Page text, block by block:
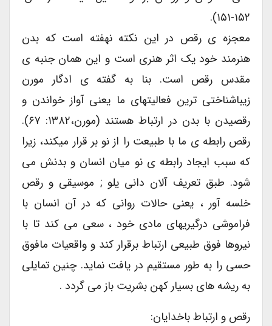
۱۵۲-۱۵۱).
معجزه ی رقص در این نکته نهفته است که بدن
هنرمند خود یک اثر هنری است و این همان جنبه ی
مقدس رقص است. بنا به گفته ی ادگار مورن
زیباشناختی ترین فعالیتهای ما یعنی آواز خواندن و
رقصیدن با بدن در ارتباط هستند (مورن،۱۳۸۲: ۶۷).
رقص رابطه ی ما با طبیعت را از نو بر قرار میکند، زیرا
که سبب ایجاد رابطه ی نو میان انسان و بدنش می
شود. طبق تعریف آلان دانی یلو ; موسیقی و رقص
خلسه آور ، یعنی حالات روانی که در آن انسان با
فراموشی درگیریهای مادی خود ، سعی می کند تا با
نیروها فوق طبیعی ارتباط برقرار کند و واقعیات مافوق
حسی را به طور مستقیم در یافت نماید. چنین تمایلی
به ریشه های بسیار کهن بشریت باز می گردد .
رقص و ارتباط باخدایان: